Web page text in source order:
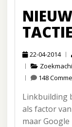
22-04-2014
148
Linkbuilding
als factor
maar